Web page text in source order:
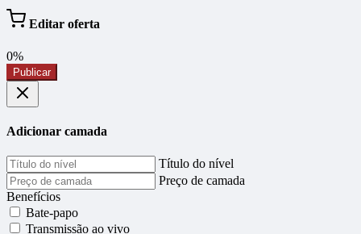
Editar oferta
0%
Publicar
Adicionar camada
Título do nível
Preço de camada
Benefícios
Bate-papo
Transmissão ao vivo